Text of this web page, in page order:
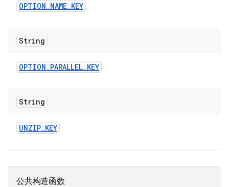
OPTION_NAME_KEY
String
OPTION_PARALLEL_KEY
String
UNZIP_KEY
公共构造函数